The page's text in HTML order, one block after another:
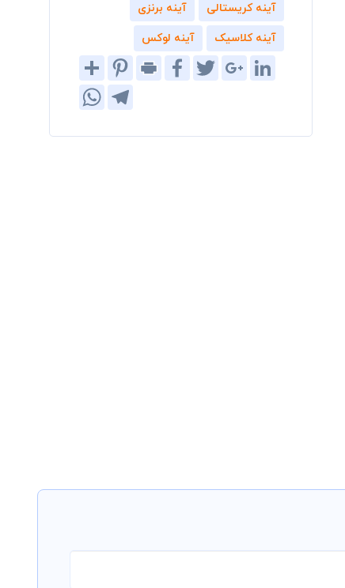
آینه کریستالی
آینه برنزی
آینه کلاسیک
آینه لوکس
Share
PinterestPrint
FacebookTwitterGoogle+LinkedIn
WhatsAppTelegram